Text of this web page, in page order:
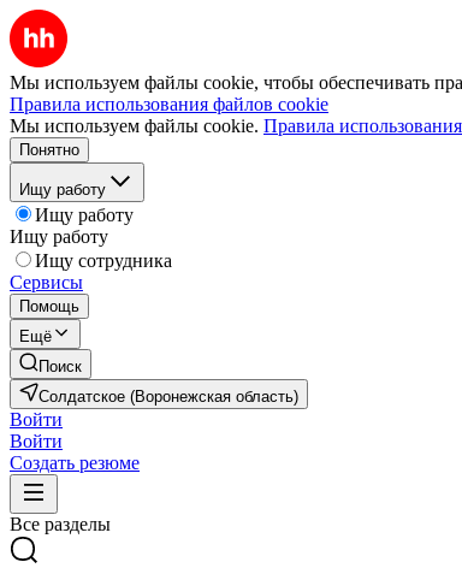
Мы используем файлы cookie, чтобы обеспечивать
Правила использования файлов cookie
Мы используем файлы cookie. Правила
Понятно
Ищу работу
Ищу работу
Ищу работу
Ищу сотрудника
Сервисы
Помощь
Ещё
Поиск
Солдатское (Воронежская область)
Войти
Войти
Создать резюме
Все разделы